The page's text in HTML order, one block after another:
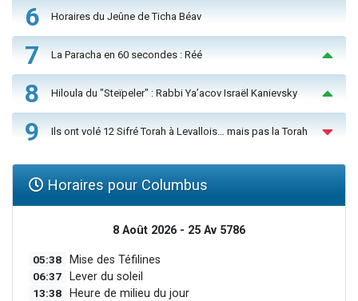
6 Horaires du Jeûne de Ticha Béav
7 La Paracha en 60 secondes : Réé
8 Hiloula du "Steïpeler" : Rabbi Ya’acov Israël Kanievsky
9 Ils ont volé 12 Sifré Torah à Levallois… mais pas la Torah
Horaires pour Columbus
8 Août 2026 - 25 Av 5786
05:38 Mise des Téfilines
06:37 Lever du soleil
13:38 Heure de milieu du jour